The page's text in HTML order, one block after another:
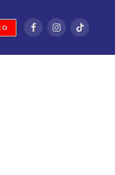
FacebookInstagramTikTok